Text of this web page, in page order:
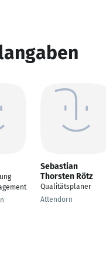
Sebastian
Thorsten Rötz
Qualitätsplaner
Attendorn